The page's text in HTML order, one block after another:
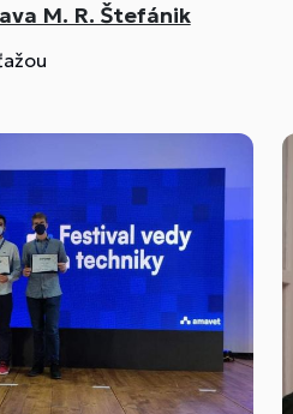
M. R. Štefánik